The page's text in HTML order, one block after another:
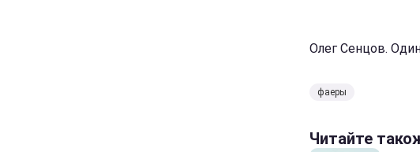
Олег Сенцов.
фаеры
Читайте